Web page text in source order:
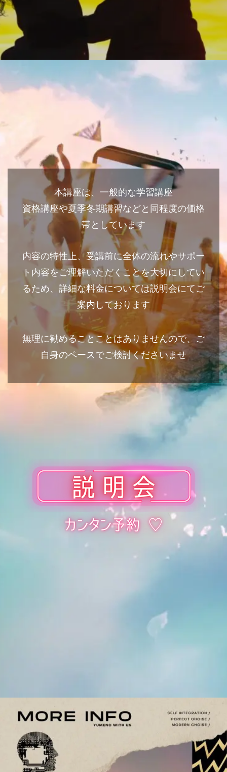
本講座は、一般的な学習講座
資格講座や夏季冬期講習などと同程度の価格
帯としています
内容の特性上、受講前に全体の流れやサポー
ト内容をご理解いただくことを大切にしてい
るため、詳細な料金については説明会にてご
案内しております
無理に勧めることことはありませんので、ご
自身のペースでご検討くださいませ